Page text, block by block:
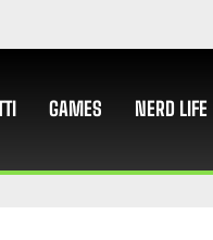
GAMES NERD LIFE